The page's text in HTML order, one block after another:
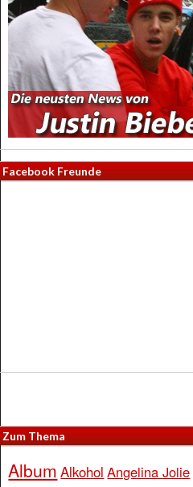
Facebook Freunde
Zum Thema
Album Alkohol Angelina Jolie